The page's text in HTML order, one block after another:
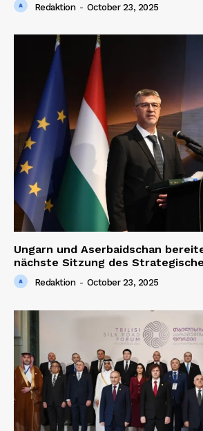
Redaktion - October 23, 2025
Ungarn und Aserbaidschan
nächste Sitzung des
Redaktion - October 23, 2025